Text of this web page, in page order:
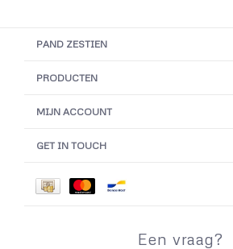
PAND ZESTIEN
PRODUCTEN
MIJN ACCOUNT
GET IN TOUCH
Een vraag?